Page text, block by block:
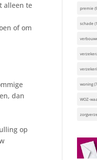
alleen te
of om
dan
op
premie
schade
woning
WOZ-